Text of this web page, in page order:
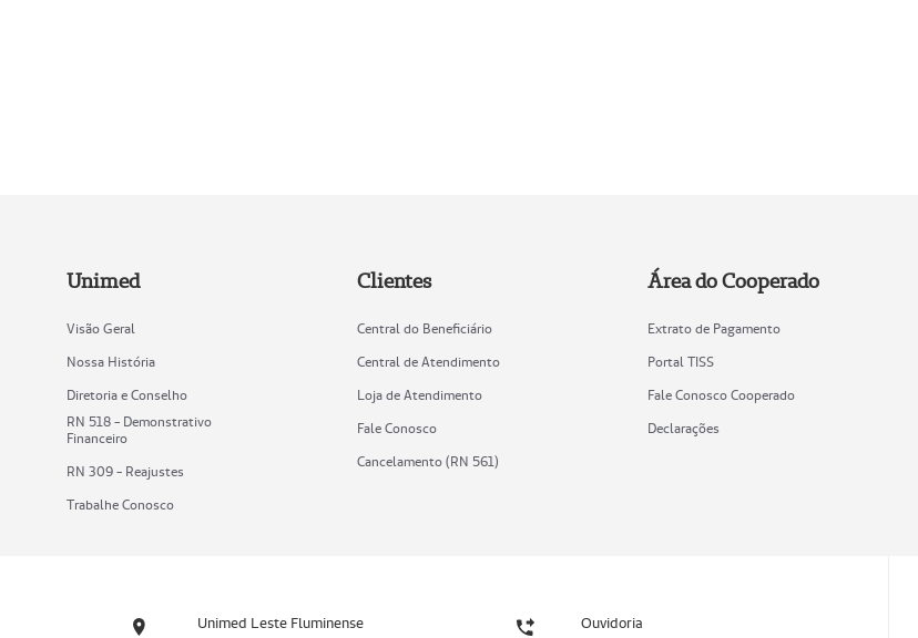
Unimed
Visão Geral
Nossa História
Diretoria e Conselho
RN 518 - Demonstrativo
Financeiro
RN 309 - Reajustes
Trabalhe Conosco
Clientes
Central do Beneficiário
Central de Atendimento
Loja de Atendimento
Fale Conosco
Cancelamento (RN 561)
Área do Cooperado
Extrato de Pagamento
Portal TISS
Fale Conosco Cooperado
Declarações
Unimed Leste Fluminense Ouvidoria